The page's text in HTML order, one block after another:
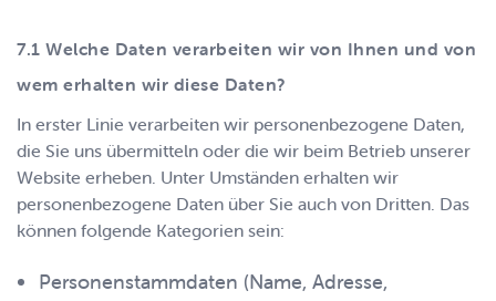
Welche Daten verarbeiten wir von Ihnen und von
wem erhalten wir diese Daten?
In erster Linie verarbeiten wir personenbezogene Daten,
die Sie uns übermitteln oder die wir beim Betrieb unserer
Website erheben. Unter Umständen erhalten wir
personenbezogene Daten über Sie auch von Dritten. Das
können folgende Kategorien sein:
Personenstammdaten (Name, Adresse,